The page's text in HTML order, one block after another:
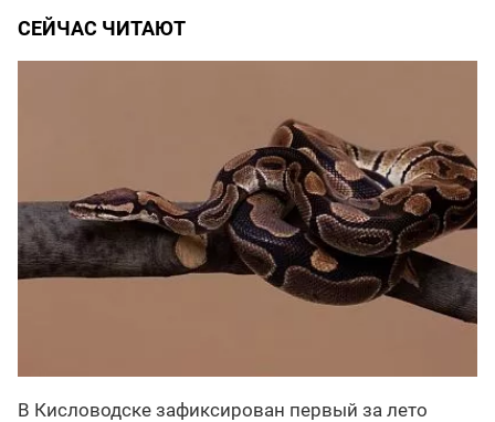
СЕЙЧАС ЧИТАЮТ
В Кисловодске зафиксирован первый за лето